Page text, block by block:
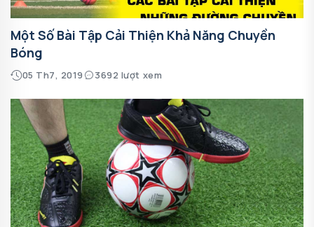
Một Số Bài Tập Cải Thiện Khả Năng Chuyền
Bóng
05 Th7, 2019 3692 lượt xem